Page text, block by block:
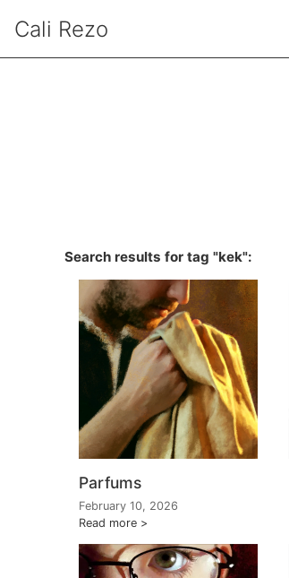
Cali Rezo
Search results for tag "kek":
Parfums
February 10, 2026
Read more